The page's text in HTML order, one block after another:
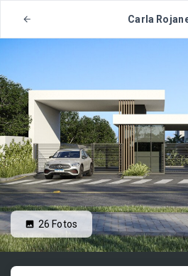
Carla
26 Fotos